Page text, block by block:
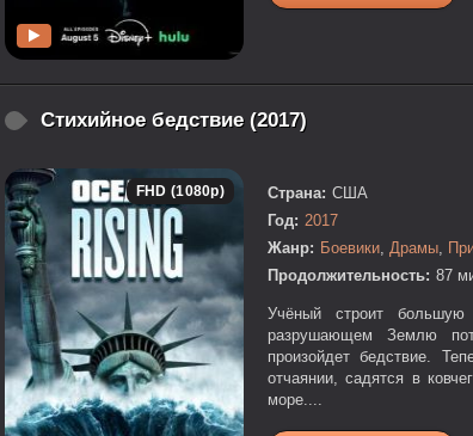
Стихийное бедствие (2017)
FHD (1080p) Страна: США
Год: 2017
Жанр: Боевики, Драмы,
Продолжительность: 87
Учёный строит
разрушающем Землю
произойдет бедствие.
отчаянии, садятся в
море....